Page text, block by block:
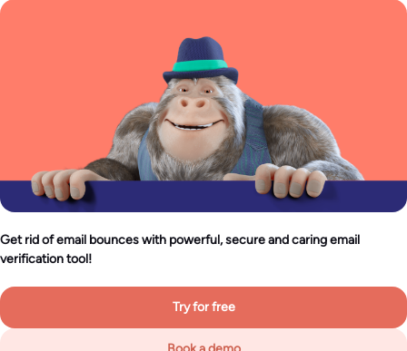
Get rid of email bounces with powerful, secure and caring email
verification tool!
Try for free